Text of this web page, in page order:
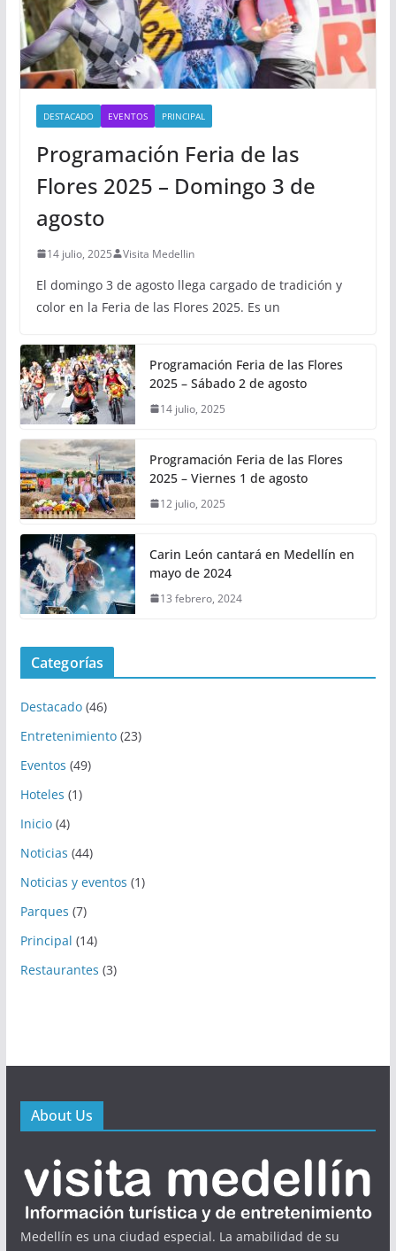
DESTACADO EVENTOS PRINCIPAL
Programación Feria de las
Flores 2025 – Domingo 3 de
agosto
14 julio, 2025 Visita Medellin
El domingo 3 de agosto llega cargado de tradición y
color en la Feria de las Flores 2025. Es un
Programación Feria de las Flores
2025 – Sábado 2 de agosto
14 julio, 2025
Programación Feria de las Flores
2025 – Viernes 1 de agosto
12 julio, 2025
Carin León cantará en Medellín en
mayo de 2024
13 febrero, 2024
Categorías
Destacado(46)
Entretenimiento(23)
Eventos (49)
Hoteles (1)
Inicio(4)
Noticias (44)
Noticias y eventos (1)
Parques (7)
Principal (14)
Restaurantes (3)
About Us
Medellín es una ciudad especial. La amabilidad de su